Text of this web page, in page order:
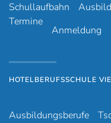
Schullaufbahn
Termine
Anmeldung
HOTELBERUFSSCHULE
Ausbildungsberufe